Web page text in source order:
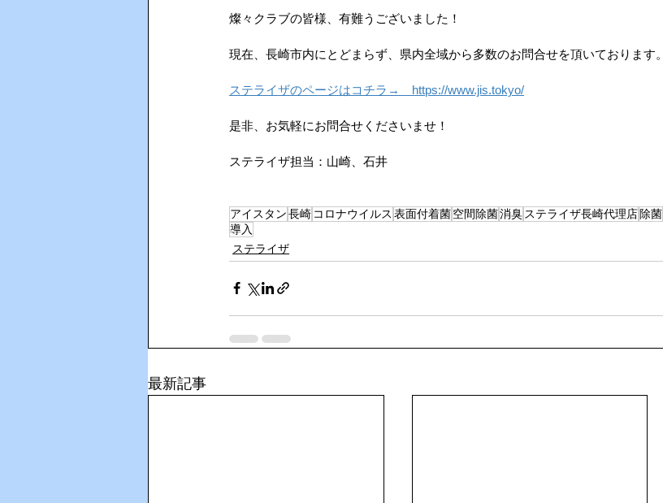
燦々クラブの皆様、有難うございました！
現在、長崎市内にとどまらず、県内全域から多数のお問合せを頂いております。
ステライザのページはコチラ→　https://www.jis.tokyo/
是非、お気軽にお問合せくださいませ！
ステライザ担当：山崎、石井
アイスタン 長崎 コロナウイルス 表面付着菌 空間除菌消臭 ステライザ長崎代理店 除菌
導入
ステライザ
最新記事